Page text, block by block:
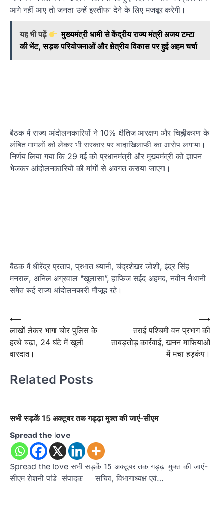
आगे नहीं आए तो जनता उन्हें इस्तीफा देने के लिए मजबूर करेगी।
यह भी पढ़ें
मुख्यमंत्री धामी से केंद्रीय राज्य मंत्री अजय टम्टा
की भेंट, सड़क परियोजनाओं और क्षेत्रीय विकास पर हुई अहम चर्चा
बैठक में राज्य आंदोलनकारियों ने 10% क्षैतिज आरक्षण और चिह्नीकरण के
लंबित मामलों को लेकर भी सरकार पर वादाखिलाफी का आरोप लगाया।
निर्णय लिया गया कि 29 मई को प्रधानमंत्री और मुख्यमंत्री को ज्ञापन
भेजकर आंदोलनकारियों की मांगों से अवगत कराया जाएगा।
बैठक में धीरेंद्र प्रताप, प्रभात ध्यानी, चंद्रशेखर जोशी, इंद्र सिंह
मनराल, अनिल अग्रवाल “खुलासा”, हाफिज सईद अहमद, नवीन नैथानी
समेत कई राज्य आंदोलनकारी मौजूद रहे।
Post
navigation
⟵
लाखों लेकर भागा चोर पुलिस के
हत्थे चढ़ा, 24 घंटे में खुली
वारदात।
तराई पश्चिमी वन प्रभाग की
ताबड़तोड़ कार्रवाई, खनन माफियाओं
में मचा हड़कंप।
⟶
Related Posts
सभी सड़कें 15 अक्टूबर तक गड्ढ़ा मुक्त की जाएं-सीएम
Spread the love
Spread the love सभी सड़कें 15 अक्टूबर तक गड्ढ़ा मुक्त की जाएं-
सीएम रोशनी पांडे संपादक सचिव, विभागाध्यक्ष एवं…